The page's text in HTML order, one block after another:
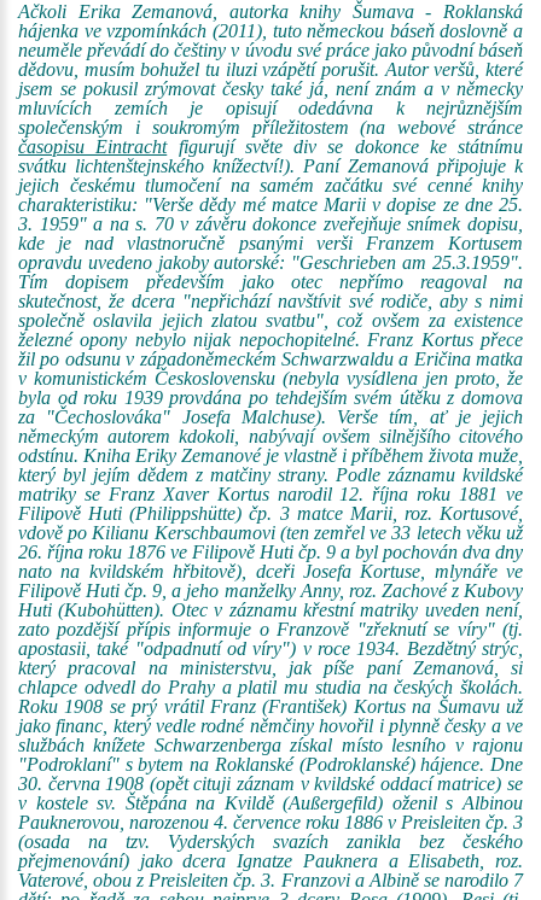
Ačkoli Erika Zemanová, autorka knihy Šumava - Roklanská
hájenka ve vzpomínkách (2011), tuto německou báseň doslovně a
neuměle převádí do češtiny v úvodu své práce jako původní báseň
dědovu, musím bohužel tu iluzi vzápětí porušit. Autor veršů, které
jsem se pokusil zrýmovat česky také já, není znám a v německy
mluvících zemích je opisují odedávna k nejrůznějším
společenským i soukromým příležitostem (na webové stránce
časopisu Eintrachtfigurují světe div se dokonce ke státnímu
svátku lichtenštejnského knížectví!). Paní Zemanová připojuje k
jejich českému tlumočení na samém začátku své cenné knihy
charakteristiku: "Verše dědy mé matce Marii v dopise ze dne 25.
3. 1959" a na s. 70 v závěru dokonce zveřejňuje snímek dopisu,
kde je nad vlastnoručně psanými verši Franzem Kortusem
opravdu uvedeno jakoby autorské: "Geschrieben am 25.3.1959".
Tím dopisem především jako otec nepřímo reagoval na
skutečnost, že dcera "nepřichází navštívit své rodiče, aby s nimi
společně oslavila jejich zlatou svatbu", což ovšem za existence
železné opony nebylo nijak nepochopitelné. Franz Kortus přece
žil po odsunu v západoněmeckém Schwarzwaldu a Eričina matka
v komunistickém Československu (nebyla vysídlena jen proto, že
byla od roku 1939 provdána po tehdejším svém útěku z domova
za "Čechoslováka" Josefa Malchuse). Verše tím, ať je jejich
německým autorem kdokoli, nabývají ovšem silnějšího citového
odstínu. Kniha Eriky Zemanové je vlastně i příběhem života muže,
který byl jejím dědem z matčiny strany. Podle záznamu kvildské
matriky se Franz Xaver Kortus narodil 12. října roku 1881 ve
Filipově Huti (Philippshütte) čp. 3 matce Marii, roz. Kortusové,
vdově po Kilianu Kerschbaumovi (ten zemřel ve 33 letech věku už
26. října roku 1876 ve Filipově Huti čp. 9 a byl pochován dva dny
nato na kvildském hřbitově), dceři Josefa Kortuse, mlynáře ve
Filipově Huti čp. 9, a jeho manželky Anny, roz. Zachové z Kubovy
Huti (Kubohütten). Otec v záznamu křestní matriky uveden není,
zato pozdější přípis informuje o Franzově "zřeknutí se víry" (tj.
apostasii, také "odpadnutí od víry") v roce 1934. Bezdětný strýc,
který pracoval na ministerstvu, jak píše paní Zemanová, si
chlapce odvedl do Prahy a platil mu studia na českých školách.
Roku 1908 se prý vrátil Franz (František) Kortus na Šumavu už
jako financ, který vedle rodné němčiny hovořil i plynně česky a ve
službách knížete Schwarzenberga získal místo lesního v rajonu
"Podroklaní" s bytem na Roklanské (Podroklanské) hájence. Dne
30. června 1908 (opět cituji záznam v kvildské oddací matrice) se
v kostele sv. Štěpána na Kvildě (Außergefild) oženil s Albinou
Pauknerovou, narozenou 4. července roku 1886 v Preisleiten čp. 3
(osada na tzv. Vyderských svazích zanikla bez českého
přejmenování) jako dcera Ignatze Pauknera a Elisabeth, roz.
Vaterové, obou z Preisleiten čp. 3. Franzovi a Albině se narodilo 7